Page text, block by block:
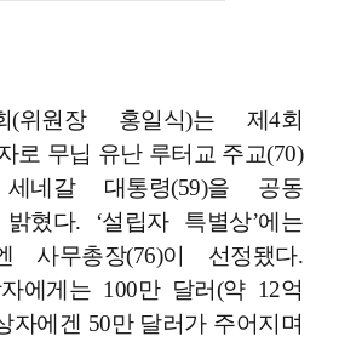
(위원장 홍일식)는 제4회
로 무닙 유난 루터교 주교(70)
갈 대통령(59)을 공동
혔다. ‘설립자 특별상’에는
사무총장(76)이 선정됐다.
에게는 100만 달러(약 12억
자에겐 50만 달러가 주어지며